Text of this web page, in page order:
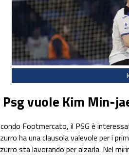
vuole Kim Min-
Footmercato, il PSG è
ha una clausola valevole per i
sta lavorando per alzarla. Nel